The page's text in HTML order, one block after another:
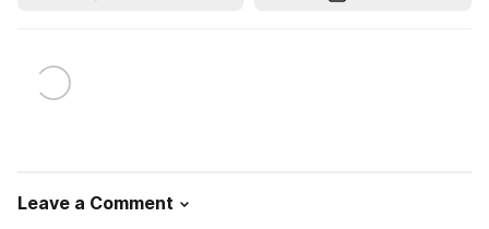
Leave a Comment